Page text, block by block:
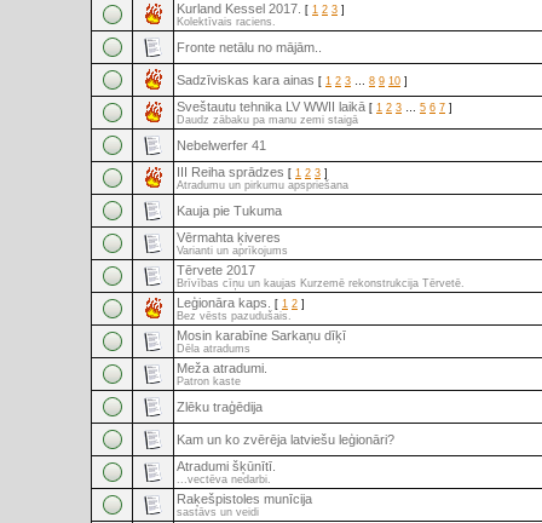
Kurland Kessel 2017. [ 1 2 3 ]
Kolektīvais raciens.
Fronte netālu no mājām..
Sadzīviskas kara ainas [ 1 2 3 … 8 9 10 ]
Sveštautu tehnika LV WWII laikā [ 1 2 3 … 5 6 7 ]
Daudz zābaku pa manu zemi staigā
Nebelwerfer 41
III Reiha sprādzes [ 1 2 3 ]
Atradumu un pirkumu apspriešana
Kauja pie Tukuma
Vērmahta ķiveres
Varianti un aprīkojums
Tērvete 2017
Brīvības cīņu un kaujas Kurzemē rekonstrukcija Tērvetē.
Leģionāra kaps. [ 1 2 ]
Bez vēsts pazudušais.
Mosin karabīne Sarkaņu dīķī
Dēla atradums
Meža atradumi.
Patron kaste
Zlēku traģēdija
Kam un ko zvērēja latviešu leģionāri?
Atradumi šķūnītī.
...vectēva nedarbi.
Raķešpistoles munīcija
sastāvs un veidi